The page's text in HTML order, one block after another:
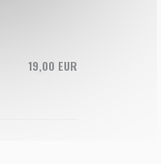
19,00 EUR